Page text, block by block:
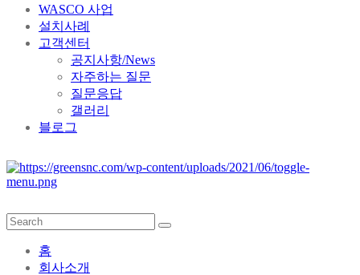
WASCO 사업
설치사례
고객센터
공지사항/News
자주하는 질문
질문응답
갤러리
블로그
홈
회사소개